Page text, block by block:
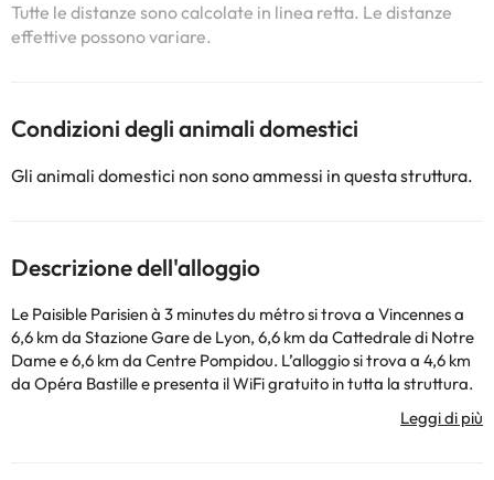
Tutte le distanze sono calcolate in linea retta. Le distanze
effettive possono variare.
Condizioni degli animali domestici
Gli animali domestici non sono ammessi in questa struttura.
Descrizione dell'alloggio
Le Paisible Parisien à 3 minutes du métro si trova a Vincennes a
6,6 km da Stazione Gare de Lyon, 6,6 km da Cattedrale di Notre
Dame e 6,6 km da Centre Pompidou. L’alloggio si trova a 4,6 km
da Opéra Bastille e presenta il WiFi gratuito in tutta la struttura.
Questo appartamento dispone di 1 camera da letto, una cucina
con frigorifero e forno, una TV a schermo piatto, un’area salotto e